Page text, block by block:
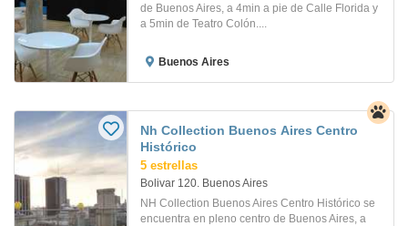
de Buenos Aires, a 4min a pie de Calle Florida y
a 5min de Teatro Colón....
Buenos Aires
Nh Collection Buenos Aires Centro
Histórico
5 estrellas
Bolivar 120. Buenos Aires
NH Collection Buenos Aires Centro Histórico se
encuentra en pleno centro de Buenos Aires, a